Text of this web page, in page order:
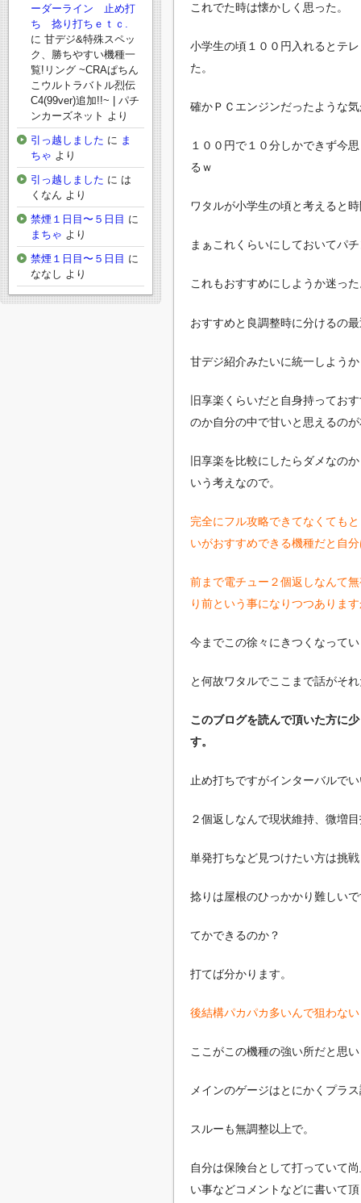
これでた時は懐かしく思った。
小学生の頃１００円入れるとテ
た。
確かＰＣエンジンだったような
１００円で１０分しかできず今
るｗ
ワタルが小学生の頃と考えると
まぁこれくらいにしておいてパ
これもおすすめにしようか迷っ
おすすめと良調整時に分けるの
甘デジ紹介みたいに統一しよう
旧享楽くらいだと自身持ってお
のか自分の中で甘いと思えるの
旧享楽を比較にしたらダメなの
いう考えなので。
完全にフル攻略できてなくても
いがおすすめできる機種だと自
前まで電チュー２個返しなんて
り前という事になりつつありま
今までこの徐々にきつくなって
と何故ワタルでここまで話がそ
このブログを読んで頂いた方に
す。
止め打ちですがインターバルで
２個返しなんで現状維持、微増
単発打ちなど見つけたい方は挑
捻りは屋根のひっかかり難しい
てかできるのか？
打てば分かります。
後結構パカパカ多いんで狙わな
ここがこの機種の強い所だと思
メインのゲージはとにかくプラ
スルーも無調整以上で。
自分は保険台として打っていて
い事などコメントなどに書いて
ーダーライン 止め打
ち 捻り打ちｅｔｃ.
に 甘デジ&特殊スペッ
ク、勝ちやすい機種一
覧!リング ~CRAぱちん
こウルトラバトル烈伝
C4(99ver)追加!!~ | パチ
ンカーズネット より
引っ越しました に ま
ちゃ より
引っ越しました に は
くなん より
禁煙１日目〜５日目 に
まちゃ より
禁煙１日目〜５日目 に
ななし より